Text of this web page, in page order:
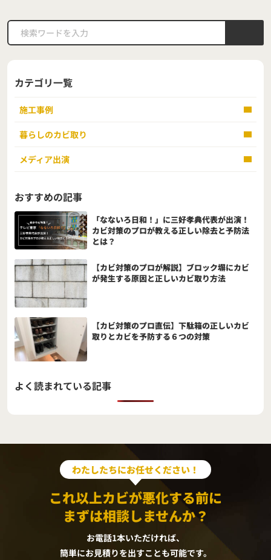
カテゴリ一覧
施工事例
暮らしのカビ取り
メディア出演
おすすめの記事
「なないろ日和！」に三好孝典代表が出演！
カビ対策のプロが教える正しい除去と予防法
とは？
【カビ対策のプロが解説】ブロック塀にカビ
が発生する原因と正しいカビ取り方法
【カビ対策のプロ直伝】下駄箱の正しいカビ
取りとカビを予防する６つの対策
よく読まれている記事
わたしたちにお任せください！
これ以上カビが悪化する前に
まずは相談しませんか？
お電話1本いただければ、
簡単にお見積りを出すことも可能です。